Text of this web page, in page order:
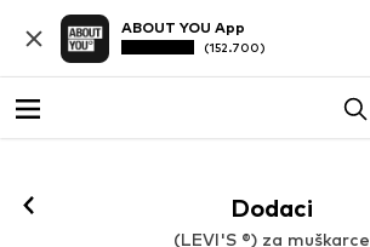
ABOUT YOU App
(152.700)
Dodaci
(LEVI'S ®) za muškarce